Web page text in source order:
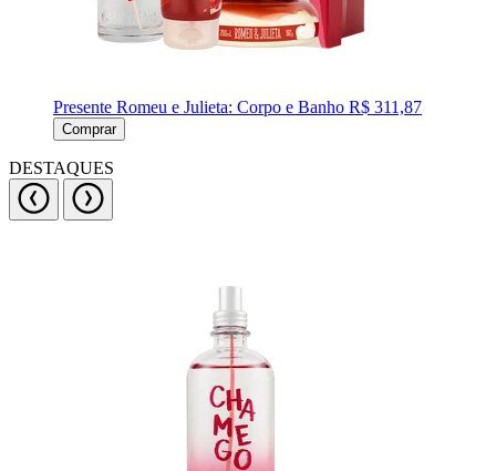
Presente Romeu e Julieta: Corpo e Banho R$ 311,87
Comprar
DESTAQUES